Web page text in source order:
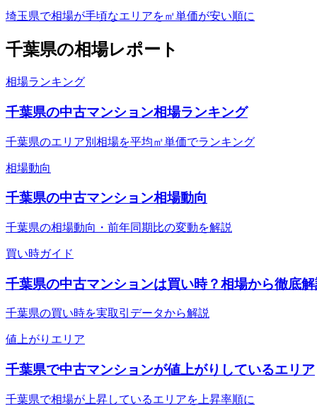
埼玉県で相場が手頃なエリアを㎡単価が安い順に
千葉県の相場レポート
相場ランキング
千葉県の中古マンション相場ランキング
千葉県のエリア別相場を平均㎡単価でランキング
相場動向
千葉県の中古マンション相場動向
千葉県の相場動向・前年同期比の変動を解説
買い時ガイド
千葉県の中古マンションは買い時？相場から徹底
千葉県の買い時を実取引データから解説
値上がりエリア
千葉県で中古マンションが値上がりしているエリア
千葉県で相場が上昇しているエリアを上昇率順に